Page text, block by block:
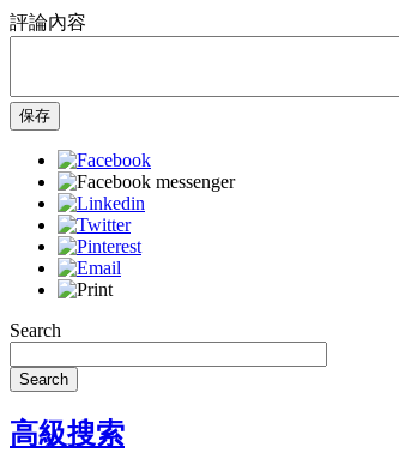
評論內容
保存
Search
Search
高級搜索